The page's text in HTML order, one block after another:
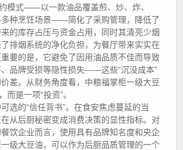
模式——以一款油品覆盖煎、炒、炸、
多种烹饪场景——简化了采购管理，降低了
的库存占压与资金占用，同时其清亮少烟
排烟系统的净化负担，为餐厅带来实实在
要的是，它避免了因用油品质不佳而导致
品牌受损等隐性损失——这些“沉没成本”
差。从财务角度看，中粮福掌柜一级大豆
而是一项“投资”。
选的“信任背书”。在食安焦虑蔓延的当
从后厨秘密变成消费决策的显性指标。对
饮企业而言，使用具有品牌知名度和央企
级大豆油，可以作为后厨品质管理的一个